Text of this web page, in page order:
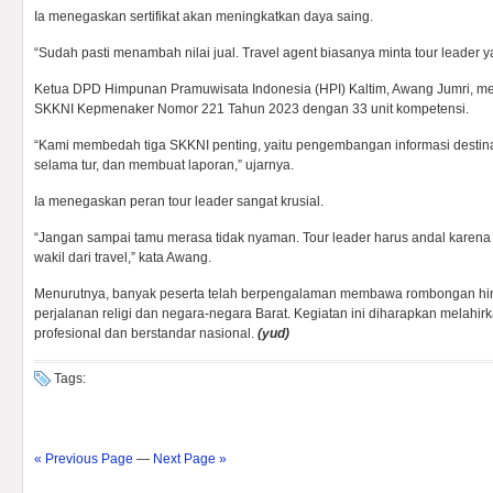
Ia menegaskan sertifikat akan meningkatkan daya saing.
“Sudah pasti menambah nilai jual. Travel agent biasanya minta tour leader
Ketua DPD Himpunan Pramuwisata Indonesia (HPI) Kaltim, Awang Jumri,
SKKNI Kepmenaker Nomor 221 Tahun 2023 dengan 33 unit kompetensi.
“Kami membedah tiga SKKNI penting, yaitu pengembangan informasi
selama tur, dan membuat laporan,” ujarnya.
Ia menegaskan peran tour leader sangat krusial.
“Jangan sampai tamu merasa tidak nyaman. Tour leader harus andal
wakil dari travel,” kata Awang.
Menurutnya, banyak peserta telah berpengalaman membawa rombongan
perjalanan religi dan negara-negara Barat. Kegiatan ini diharapkan
profesional dan berstandar nasional. (yud)
Tags:
« Previous Page — Next Page »